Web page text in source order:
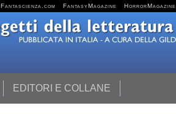
Fantascienza.com FantasyMagazine HorrorMagazine
EDITORI E COLLANE